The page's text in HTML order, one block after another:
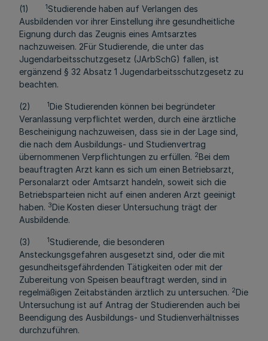
(1) 1Studierende haben auf Verlangen des
Ausbildenden vor ihrer Einstellung ihre gesundheitliche
Eignung durch das Zeugnis eines Amtsarztes
nachzuweisen. 2Für Studierende, die unter das
Jugendarbeitsschutzgesetz (JArbSchG) fallen, ist
ergänzend § 32 Absatz 1 Jugendarbeitsschutzgesetz zu
beachten.
(2) 1Die Studierenden können bei begründeter
Veranlassung verpflichtet werden, durch eine ärztliche
Bescheinigung nachzuweisen, dass sie in der Lage sind,
die nach dem Ausbildungs- und Studienvertrag
übernommenen Verpflichtungen zu erfüllen. 2Bei dem
beauftragten Arzt kann es sich um einen Betriebsarzt,
Personalarzt oder Amtsarzt handeln, soweit sich die
Betriebsparteien nicht auf einen anderen Arzt geeinigt
haben. 3Die Kosten dieser Untersuchung trägt der
Ausbildende.
(3) 1Studierende, die besonderen
Ansteckungsgefahren ausgesetzt sind, oder die mit
gesundheitsgefährdenden Tätigkeiten oder mit der
Zubereitung von Speisen beauftragt werden, sind in
regelmäßigen Zeitabständen ärztlich zu untersuchen. 2Die
Untersuchung ist auf Antrag der Studierenden auch bei
Beendigung des Ausbildungs- und Studienverhältnisses
durchzuführen.